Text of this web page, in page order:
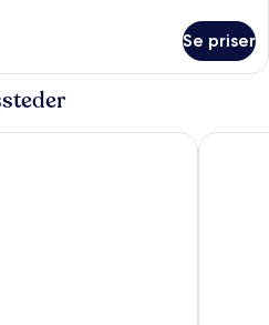
Se priser
All Inclusive Villa